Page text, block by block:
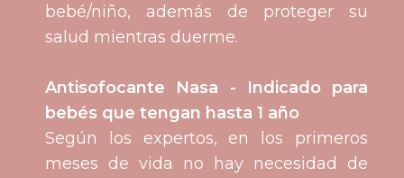
bebé/niño, además de proteger su
salud mientras duerme.
Antisofocante Nasa - Indicado para
bebés que tengan hasta 1 año
Según los expertos, en los primeros
meses de vida no hay necesidad de